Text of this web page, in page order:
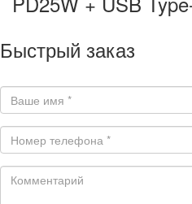
Быстрый заказ